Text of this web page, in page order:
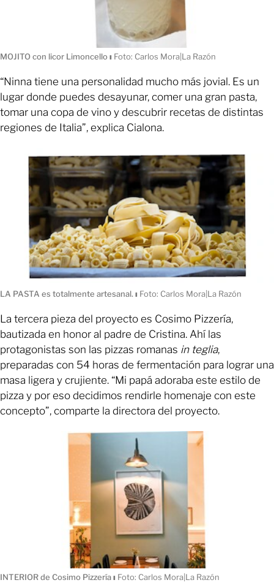
MOJITO con licor Limoncelloı Foto: Carlos Mora|La Razón
“Ninna tiene una personalidad mucho más jovial. Es un
lugar donde puedes desayunar, comer una gran pasta,
tomar una copa de vino y descubrir recetas de distintas
regiones de Italia”, explica Cialona.
LA PASTA es totalmente artesanal. ı Foto: Carlos Mora|La Razón
La tercera pieza del proyecto es Cosimo Pizzería,
bautizada en honor al padre de Cristina. Ahí las
protagonistas son las pizzas romanas in teglia,
preparadas con 54 horas de fermentación para lograr una
masa ligera y crujiente. “Mi papá adoraba este estilo de
pizza y por eso decidimos rendirle homenaje con este
concepto”, comparte la directora del proyecto.
INTERIOR de Cosimo Pizzeríaı Foto: Carlos Mora|La Razón